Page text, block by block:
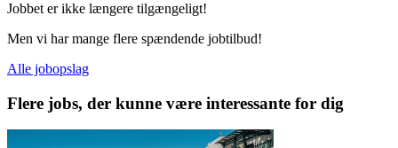
Jobbet er ikke længere tilgængeligt!
Men vi har mange flere spændende jobtilbud!
Alle jobopslag
Flere jobs, der kunne være interessante for dig